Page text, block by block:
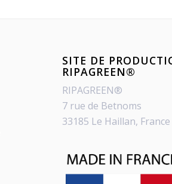
SITE DE
RIPAGREEN®
RIPAGREEN®
7 rue de Betnoms
33185 Le Haillan, France